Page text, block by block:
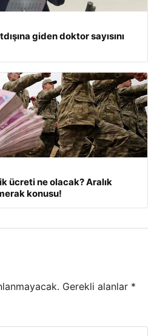
giden doktor sayısını
ücreti ne olacak? Aralık
konusu!
Gerekli alanlar *